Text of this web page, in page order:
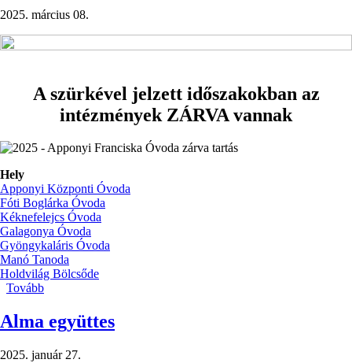
2025. március 08.
A szürkével jelzett időszakokban az
intézmények ZÁRVA vannak
Hely
Apponyi Központi Óvoda
Fóti Boglárka Óvoda
Kéknefelejcs Óvoda
Galagonya Óvoda
Gyöngykaláris Óvoda
Manó Tanoda
Holdvilág Bölcsőde
Tovább
tartás)
Alma együttes
2025. január 27.